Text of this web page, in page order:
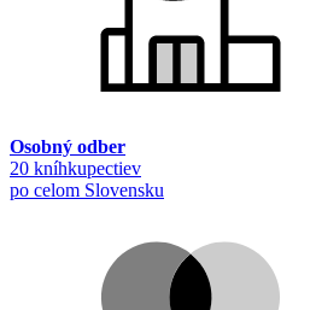
Osobný odber
20 kníhkupectiev
po celom Slovensku